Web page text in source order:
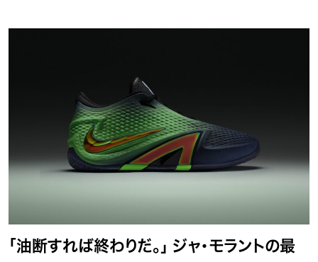
「油断すれば終わりだ。」 ジャ・モラントの最